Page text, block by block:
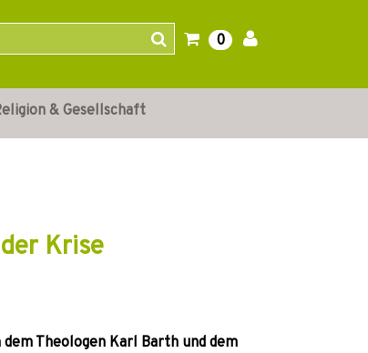
0
& Gesellschaft
Krise
Theologen Karl Barth und dem